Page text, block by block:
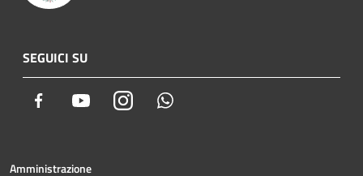
SEGUICI SU
Facebook YoutubeInstagram
Amministrazione